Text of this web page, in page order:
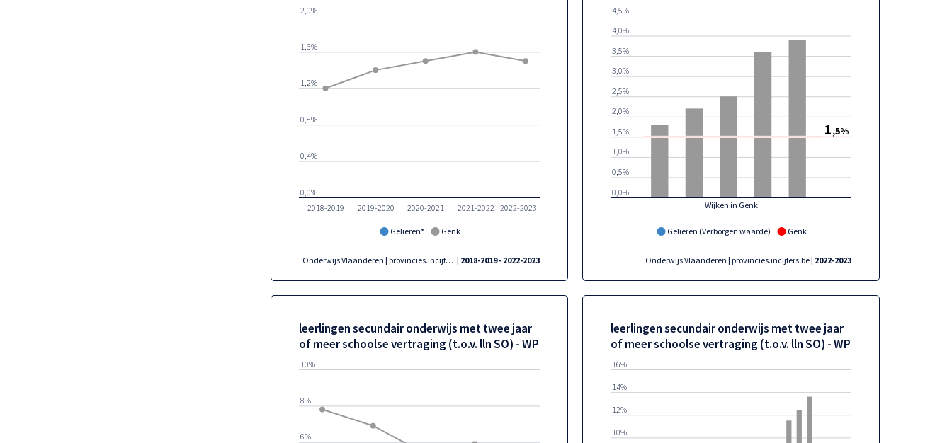
Gelieren* Genk
2018-2019 2019-2020 2020-2021 2021-2022 2022-2023
0,0%
0,4%
0,8%
1,2%
1,6%
2,0%
Onderwijs Vlaanderen | provincies.incijfers.be | 2018-2019 - 2022-2023
Gelieren (Verborgen waarde) Genk
Wijken in Genk
0,0%
0,5%
1,0%
1,5%
2,0%
2,5%
3,0%
3,5%
4,0%
4,5%
1,5%
Onderwijs Vlaanderen | provincies.incijfers.be| 2022-2023
leerlingen secundair onderwijs met twee jaar
of meer schoolse vertraging (t.o.v. lln SO) - WP
6%
8%
10%
leerlingen secundair onderwijs met twee jaar
of meer schoolse vertraging (t.o.v. lln SO) - WP
10%
12%
14%
16%